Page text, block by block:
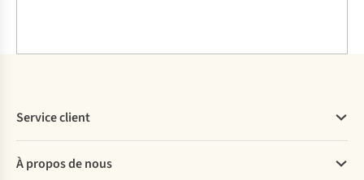
Service client
Commander
À propos de nous